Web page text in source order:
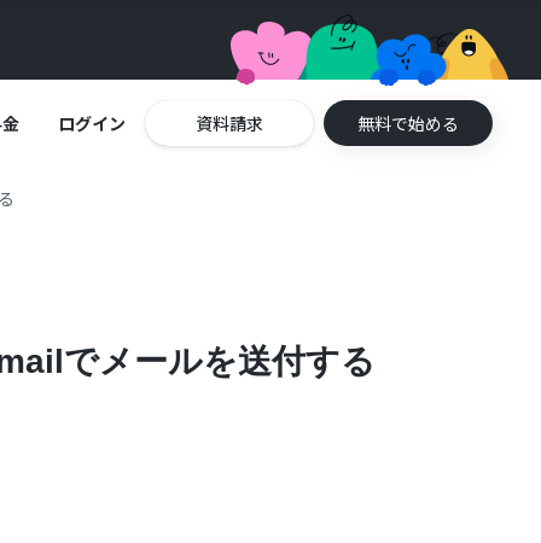
ログイン 資料請求 無料で始める
でメールを送付する